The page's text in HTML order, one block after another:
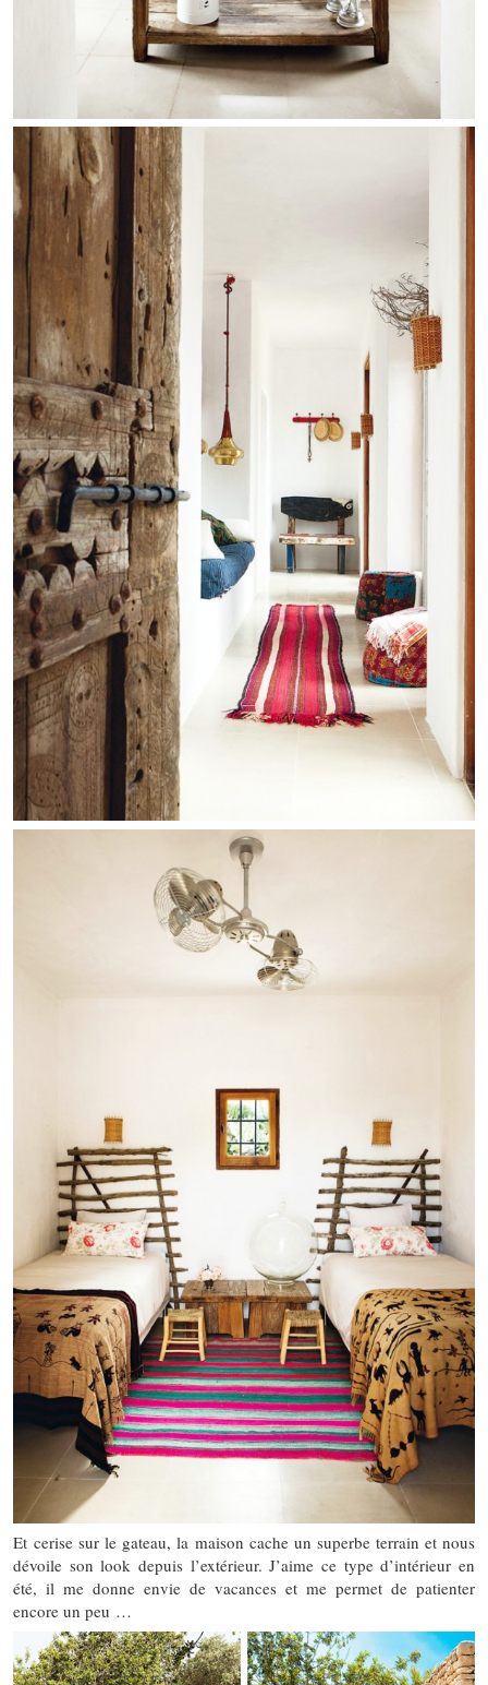
Et cerise sur le gateau, la maison cache un superbe terrain et nous
dévoile son look depuis l’extérieur. J’aime ce type d’intérieur en
été, il me donne envie de vacances et me permet de patienter
encore un peu …